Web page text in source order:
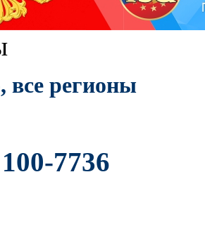
все регионы
7736